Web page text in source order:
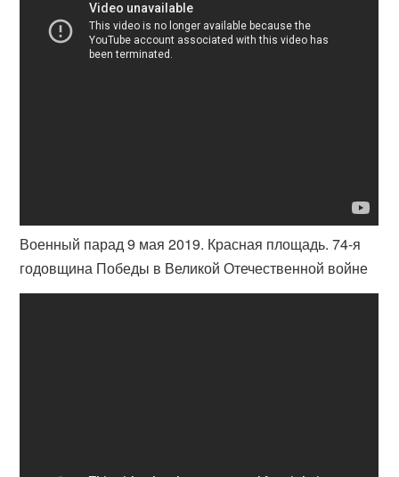
Военный парад 9 мая 2019. Красная площадь. 74-я
годовщина Победы в Великой Отечественной войне